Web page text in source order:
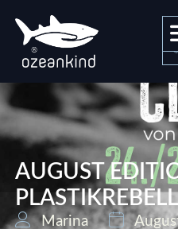
AUGUST
Marina